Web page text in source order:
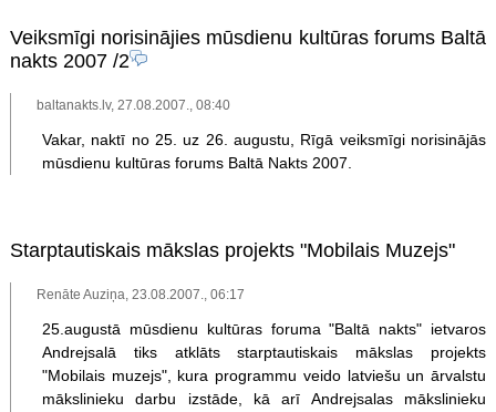
Veiksmīgi norisinājies mūsdienu kultūras forums Baltā
nakts 2007/2
baltanakts.lv, 27.08.2007., 08:40
Vakar, naktī no 25. uz 26. augustu, Rīgā veiksmīgi norisinājās
mūsdienu kultūras forums Baltā Nakts 2007.
Starptautiskais mākslas projekts "Mobilais Muzejs"
Renāte Auziņa, 23.08.2007., 06:17
25.augustā mūsdienu kultūras foruma "Baltā nakts" ietvaros
Andrejsalā tiks atklāts starptautiskais mākslas projekts
"Mobilais muzejs", kura programmu veido latviešu un ārvalstu
mākslinieku darbu izstāde, kā arī Andrejsalas mākslinieku